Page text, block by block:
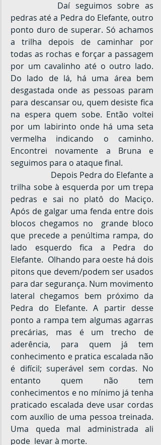
pedras até a Pedra do Elefante, outro
ponto duro de superar. Só achamos
a trilha depois de caminhar por
todas as rochas e forçar a passagem
por um cavalinho até o outro lado.
Do lado de lá, há uma área bem
desgastada onde as pessoas param
para descansar ou, quem desiste fica
na espera quem sobe. Então voltei
por um labirinto onde há uma seta
vermelha indicando o caminho.
Encontrei novamente a Bruna e
seguimos para o ataque final.
trilha sobe à esquerda por um trepa
pedras e sai no platô do Maciço.
Após de galgar uma fenda entre dois
blocos chegamos no  grande bloco
que precede a penúltima rampa, do
lado esquerdo fica a Pedra do
Elefante.  Olhando para oeste há dois
pitons que devem/podem ser usados
para dar segurança. Num movimento
lateral chegamos bem próximo da
Pedra do Elefante. A partir desse
ponto a rampa tem algumas agarras
precárias, mas é um trecho de
aderência, para quem já tem
conhecimento e pratica escalada não
é difícil; superável sem cordas. No
entanto quem não tem
conhecimentos e no mínimo já tenha
praticado escalada deve usar cordas
com auxílio de uma pessoa treinada.
Uma queda mal administrada ali
pode  levar à morte.